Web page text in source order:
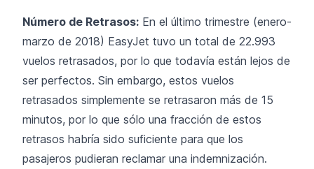
Número de Retrasos: En el último trimestre (enero-
marzo de 2018) EasyJet tuvo un total de 22.993
vuelos retrasados, por lo que todavía están lejos de
ser perfectos. Sin embargo, estos vuelos
retrasados simplemente se retrasaron más de 15
minutos, por lo que sólo una fracción de estos
retrasos habría sido suficiente para que los
pasajeros pudieran reclamar una indemnización.